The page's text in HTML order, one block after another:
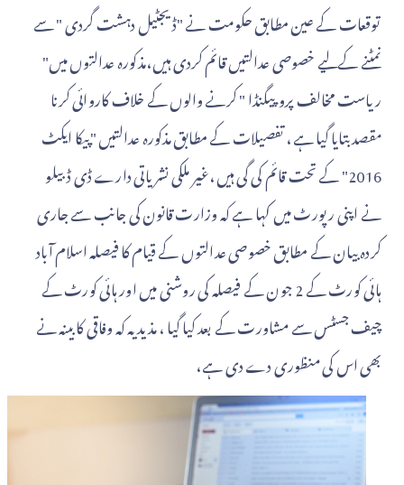
توقعات کے عین مطابق حکومت نے "ڈیجٹیل دہشت گردی " سے
نمٹنے کےلیے خصوصی عدالتیں قائم کردی ہیں،مذکورہ عدالتوں میں"
ریاست مخالف پروپیگنڈا " کرنے والوں کے خلاف کاروائی کرنا
مقصد بتایا گیا ہے، تفصیلات کے مطابق مذکورہ عدالتیں "پیکا ایکٹ
2016" کے تحت قائم کی گی ہیں،غیر ملکی نشریاتی دارے ڈی ڈبیلو
نے اپنی رپورٹ میں کہا ہے کہ وزارت قانون کی جانب سے جاری
کردہ بیان کے مطابق خصوصی عدالتوں کے قیام کا فیصلہ اسلام آباد
ہائی کورٹ کے 2 جون کے فیصلہ کی روشنی میں اور ہائی کورٹ کے
چیف جسٹس سے مشاورت کے بعد کیا گیا ، مذید یہ کہ وفاقی کابینہ نے
بھی اس کی منظوری دے دی ہے،